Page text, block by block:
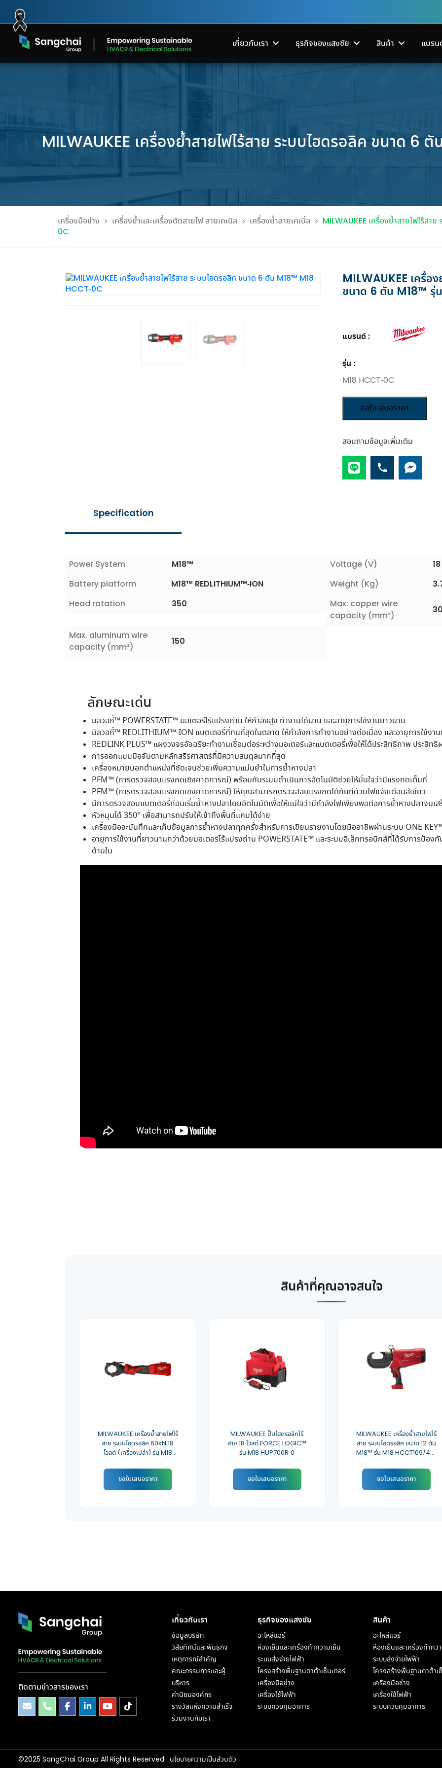
เกี่ยวกับเรา ธุรกิจของแสงชัย
อะไหล่และอุปกรณ์คุณภาพสูง
สำหรับระบบปรับอากาศ มั่นใจ
ในประสิทธิภาพและการประหยัด
พลังงาน
ออกแบบเฉพาะความต้องการของ
มาตรฐาน ออกแบบและผลิต
โซลูชันทำความเย็น ระบบสำรอง
ไฟ และระบบพลังงาน เพื่อศูนย์
เครื่องมือไฟฟ้า และ
สินค้า แบรน
เทียบความต่างน้ำมันคอมเพรสเซอร์ของ
แท้ VS แบ่งบรรจุไม่ทราบที่มา
โพสต์เมื่อ 16 ก.ค. 2026
อ่านเพิ่มเติม...
ตะวันออกเฉียงใต้...
เลือกคอมเพรสเซอร์ตู้เย็น-ตู้แ
Inverter vs Fixed Speed ต่าง
อ่านเพิ่มเติม...
ดูบทความทั้งหมด
โครงการส่งต่อกล่องกระดาษ
รีไซเคิล ประจำเดือน มิ.ย. 69
โพสต์เมื่อ 6 ก.ค. 2026
อ่านเพิ่มเติม...
Sangchai Group x SCGP
โครงการส่งต่อกล่องกระดาษ
รีไซเคิล ประจำเดือน พ.ค. 69
อ่านเพิ่มเติม...
พิธีถวายพระบรมศพ สมเด็จ
พระนางเจ้าสิริกิติ์ฯ
อ่านเพิ่มเติม...
ดำเนินโครง
กระดาษรีไซ
อ่านเพิ่มเติม...
Skip
MILWAUKEE เครื่องย้ำสายไฟไร้สาย ระบบไฮดรอลิค ขนาด 6
เครื่องมือช่าง เครื่องย้ำและเครื่องตัดสายไฟ สายเคเบิล เครื่องย้ำสายเคเบิ้ล
MILWAUKEE เครื่องย้ำสายไฟไร้ส
0C
MILWAUKEE เครื่อง
ขนาด 6 ตัน M18™ รุ่
แบรนด์
รุ่น :
M18 HCCT-0C
ขอใบเสนอราคา
สอบถามข้อมูลเพิ่มเติม
Additional information
Power System M18™ Voltage (V)
18
Battery platform
M18™ REDLITHIUM™-ION Weight (Kg)
Head rotation
350
Max. copper wire
capacity (mm²)
Max. aluminum wire
capacity (mm²)
150
ลักษณะเด่น
มิลวอกี้™ POWERSTATE™ มอเตอร์ไร้แปรงถ่าน ให้กำลังสูง ทำงานได้นาน และอายุการใช้งานยาวนาน
มิลวอกี้™ REDLITHIUM™-ION แบตเตอรี่ที่ทนที่สุดในตลาด ให้กำลังการทำงานอย่างต่อเนื่อง และอายุการใช้งา
REDLINK PLUS™ แผงวงจรอัจฉริยะทำงานเชื่อมต่อระหว่างมอเตอร์และแบตเตอรี่เพื่อให้ได้ประสิทธิภาพ ประสิท
การออกแบบมือจับตามหลักสรีรศาสตร์ที่มีความสมดุลมากที่สุด
เครื่องหมายบอกตำแหน่งที่ชัดเจนช่วยเพิ่มความแม่นยำในการย้ำหางปลา
PFM™ (การตรวจสอบแรงกดเชิงคาดการณ์) พร้อมกับระบบดำเนินการอัตโนมัติช่วยให้มั่นใจว่ามีแรงกดเต็มที่
PFM™ (การตรวจสอบแรงกดเชิงคาดการณ์) ให้คุณสามารถตรวจสอบแรงกดได้ทันทีด้วยไฟแจ้งเตือนสีเขียว
มีการตรวจสอบแบตเตอรี่ก่อนเริ่มย้ำหางปลาโดยอัตโนมัติเพื่อให้แน่ใจว่ามีกำลังไฟเพียงพอต่อการย้ำหางปลาจนเ
หัวหมุนได้ 350° เพื่อสามารถปรับให้เข้าถึงพื้นที่แคบได้ง่าย
เครื่องมือจะบันทึกและเก็บข้อมูลการย้ำหางปลาทุกครั้งสำหรับการเขียนรายงานโดยมืออาชีพผ่านระบบ ONE
อายุการใช้งานที่ยาวนานกว่าด้วยมอเตอร์ไร้แปรงถ่าน POWERSTATE™ และระบบอิเล็กทรอนิกส์ที่ได้รับการป้อง
ด้านใน
สินค้าที่คุณอาจสนใจ
MILWAUKEE เครื่องย้ำสายไฟไร้
สาย ระบบไฮดรอลิค 60kN 18
โวลต์ (เครื่องเปล่า) รุ่น M18
ขอใบเสนอราคา
MILWAUKEE ปั๊มไฮดรอลิกไร้
สาย 18 โวลต์ FORCE LOGIC™
รุ่น M18 HUP700R-0
ขอใบเสนอราคา
MILWAUKEE เครื่องย้ำสายไฟไร้
สาย ระบบไฮดรอลิค ขนาด 12 ตัน
M18™ รุ่น M18 HCCT109/42-
ขอใบเสนอราคา
ติดตามข่าวสารของเรา
เกี่ยวกับเรา
ข้อมูลบริษัท
วิสัยทัศน์และพันธกิจ
เหตุการณ์สำคัญ
คณะกรรมการและผู้
บริหาร
ค่านิยมองค์กร
รางวัลแห่งความสำเร็จ
ร่วมงานกับเรา
ธุรกิจของแสงชัย​
อะไหล่แอร์
ห้องเย็นและเครื่องทำความเย็น
ระบบส่งจ่ายไฟฟ้า
โครงสร้างพื้นฐานดาต้าเซ็นเตอร์
เครื่องมือช่าง
เครื่องใช้ไฟฟ้า
ระบบควบคุมอาคาร
สินค้า
อะไหล่แอร์
ห้องเย็นและเครื่องทำคว
ระบบส่งจ่ายไฟฟ้า
โครงสร้างพื้นฐานดาต้าเ
เครืองมือช่าง
เครื่องใช้ไฟฟ้า
ระบบควบคุมอาคาร
©2025 SangChai Group All Rights Reserved. นโยบายความเป็นส่วนตัว